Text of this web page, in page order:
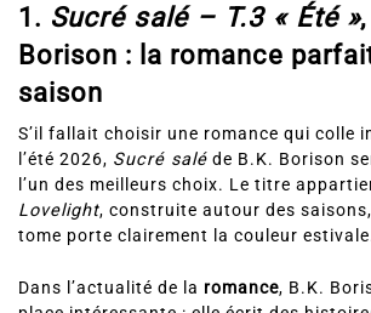
1. Sucré salé – T.3 « Été »
Borison : la romance
saison
S’il fallait choisir une romance qui colle
l’été 2026, Sucré salé de B.K. Borison
l’un des meilleurs choix. Le titre
Lovelight, construite autour des
tome porte clairement la couleur
Dans l’actualité de la romance, B.K.